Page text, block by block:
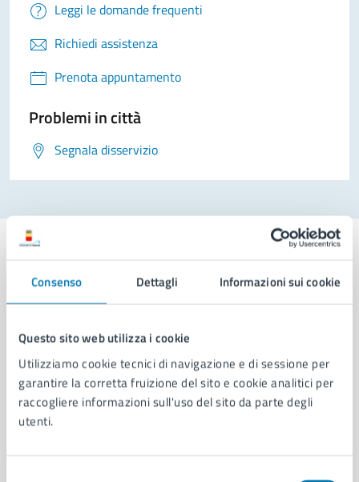
Consenso Dettagli Informazioni sui cookie
Questo sito web utilizza i cookie
Utilizziamo cookie tecnici di navigazione e di sessione per
garantire la corretta fruizione del sito e cookie analitici per
raccogliere informazioni sull'uso del sito da parte degli
utenti.
Leggi le domande frequenti
Richiedi assistenza
Prenota appuntamento
Problemi in città
Segnala disservizio
Comune di Napoli
AMMINISTRAZIONE
Aree amministrative
Organi di governo
Municipalità